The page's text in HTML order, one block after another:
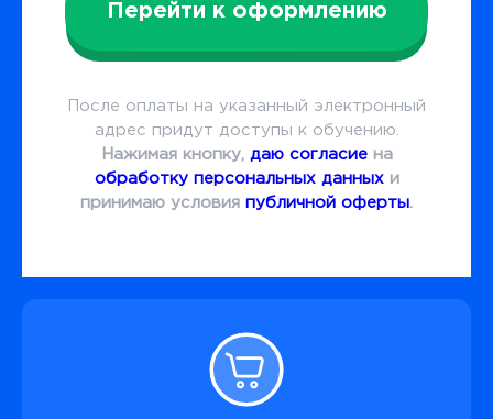
Перейти к оформлению
После оплаты на указанный электронный
адрес придут доступы к обучению.
Нажимая кнопку, даю согласиена
обработку персональных данныхи
принимаю условия публичной оферты.